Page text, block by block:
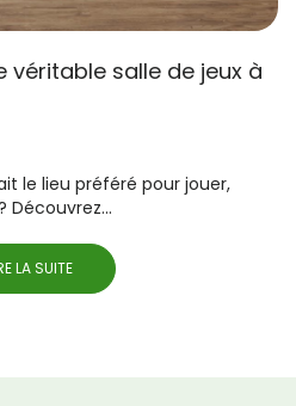
véritable salle de jeux à
le lieu préféré pour jouer,
Découvrez...
LA SUITE